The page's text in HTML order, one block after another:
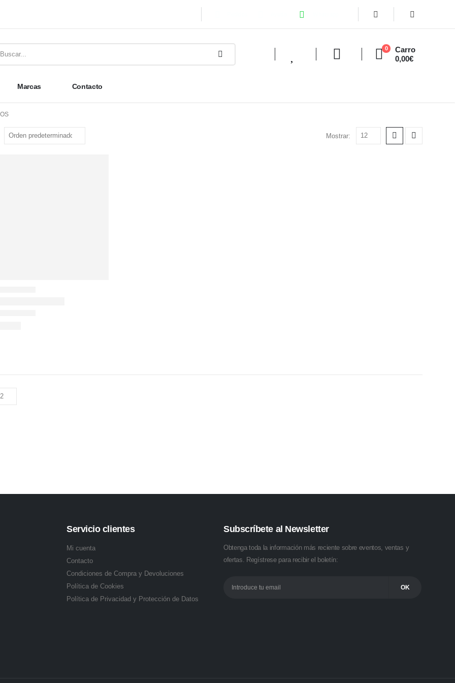
0
Carro
0,00€
Marcas Contacto
Mostrar:
Servicio clientes
Mi cuenta
Contacto
Condiciones de Compra y Devoluciones
Política de Cookies
Política de Privacidad y Protección de Datos
Subscríbete al Newsletter
Obtenga toda la información más reciente sobre eventos, ventas y
ofertas. Regístrese para recibir el boletín: